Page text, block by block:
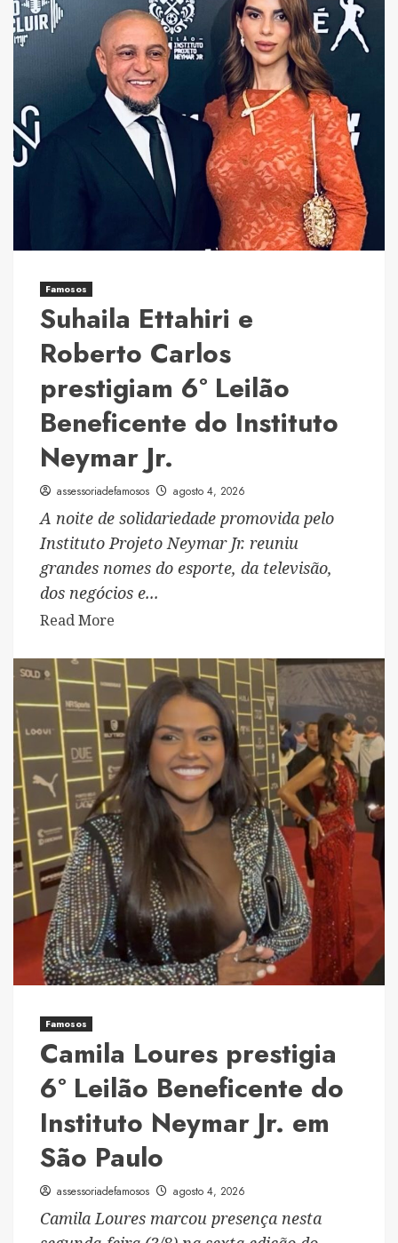
de
GEE
em
38%
e
recebe,
pelo
sexto
consecutivo,
Selo
GHG
Protocol
Famosos
Suhaila Ettahiri e
Roberto Carlos
prestigiam 6º Leilão
Beneficente do Instituto
Neymar Jr.
assessoriadefamosos agosto 4, 2026
A noite de solidariedade promovida pelo
Instituto Projeto Neymar Jr. reuniu
grandes nomes do esporte, da televisão,
dos negócios e...
Read More
about
Suhaila
Ettahiri
e
Roberto
Carlos
prestigiam
6º
Leilão
Beneficente
do
Instituto
Neymar
Jr.
Famosos
Camila Loures prestigia
6º Leilão Beneficente do
Instituto Neymar Jr. em
São Paulo
assessoriadefamosos agosto 4, 2026
Camila Loures marcou presença nesta